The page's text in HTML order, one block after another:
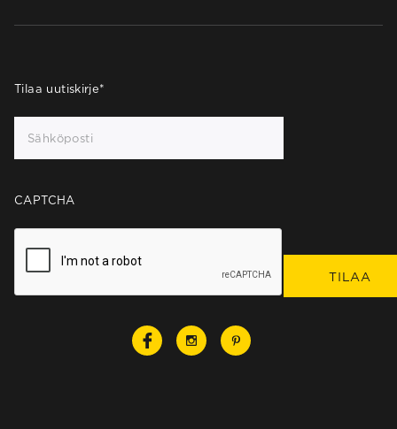
Tilaa uutiskirje*
CAPTCHA